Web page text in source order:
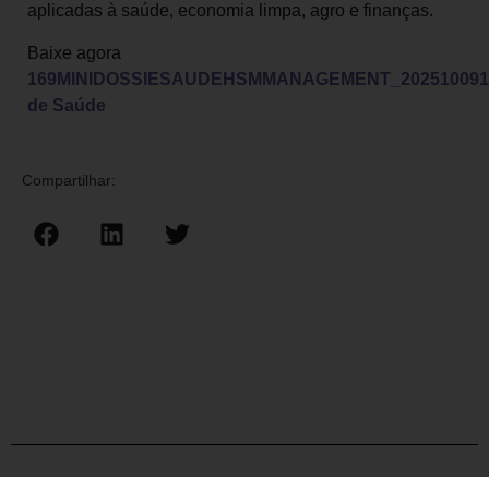
aplicadas à saúde, economia limpa, agro e finanças.
Baixe agora
de Saúde
Compartilhar: